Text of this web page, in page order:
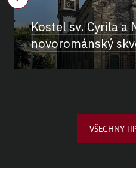
Kostel sv. Cyrila a
novorománský
VŠECHNY